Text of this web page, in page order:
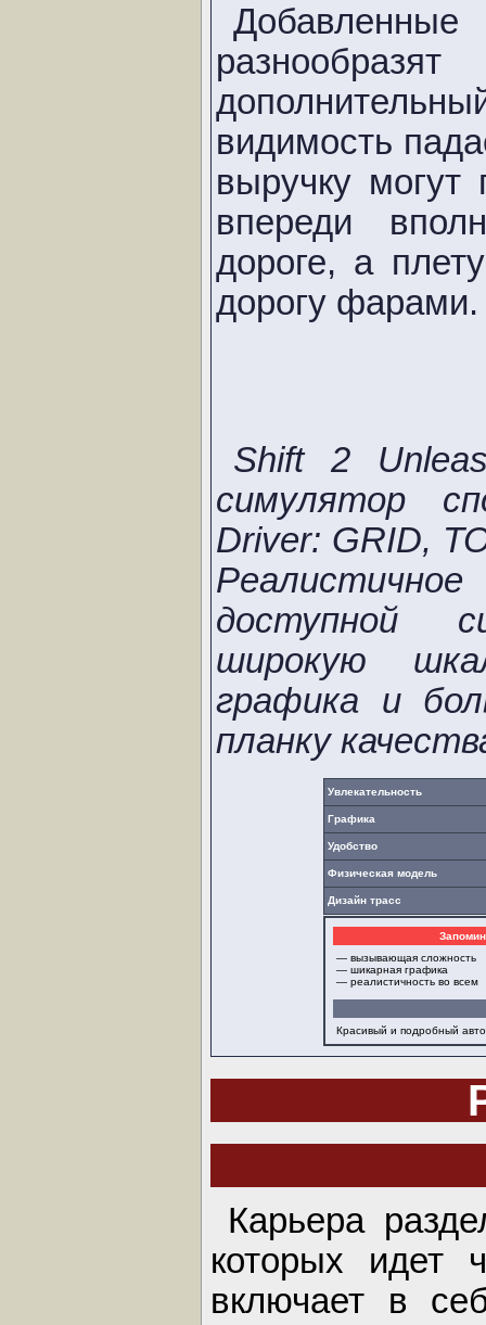
Добавленные
видимость
выручку
впереди
дороге, а
дорогу фарами.
Shift 2
симулятор
Driver: GRID,
доступной
широкую
графика и
планку
Увлекательность
Графика
Удобство
Физическая модель
Дизайн трасс
— вызывающая сложность
— шикарная графика
— реалистичность во всем
Красивый и подробный
Карьера
которых идет
включает в